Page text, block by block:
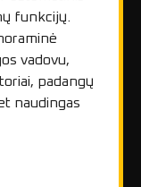
funkcijų.
vadovu,
padangų
naudingas